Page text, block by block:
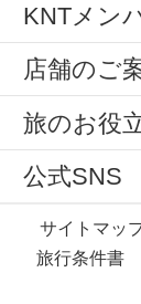
KNTメン
店舗のご
旅のお役
公式SNS
サイトマッ
旅行条件書